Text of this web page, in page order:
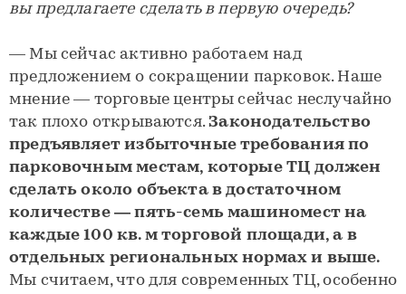
вы предлагаете сделать в первую очередь?
— Мы сейчас активно работаем над
предложением о сокращении парковок. Наше
мнение — торговые центры сейчас неслучайно
так плохо открываются.Законодательство
предъявляет избыточные требования по
парковочным местам, которые ТЦ должен
сделать около объекта в достаточном
количестве — пять-семь машиномест на
каждые 100 кв. м торговой площади, а в
отдельных региональных нормах и выше.
Мы считаем, что для современных ТЦ, особенно